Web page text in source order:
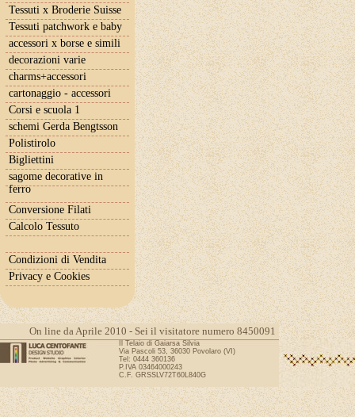
Tessuti x Broderie Suisse
Tessuti patchwork e baby
accessori x borse e simili
decorazioni varie
charms+accessori
cartonaggio - accessori
Corsi e scuola 1
schemi Gerda Bengtsson
Polistirolo
Bigliettini
sagome decorative in
ferro
Conversione Filati
Calcolo Tessuto
Condizioni di Vendita
Privacy e Cookies
On line da Aprile 2010 - Sei il visitatore numero 8450091
Il Telaio di Gaiarsa Silvia
Via Pascoli 53, 36030 Povolaro (VI)
Tel: 0444 360136
P.IVA 03464000243
C.F. GRSSLV72T60L840G